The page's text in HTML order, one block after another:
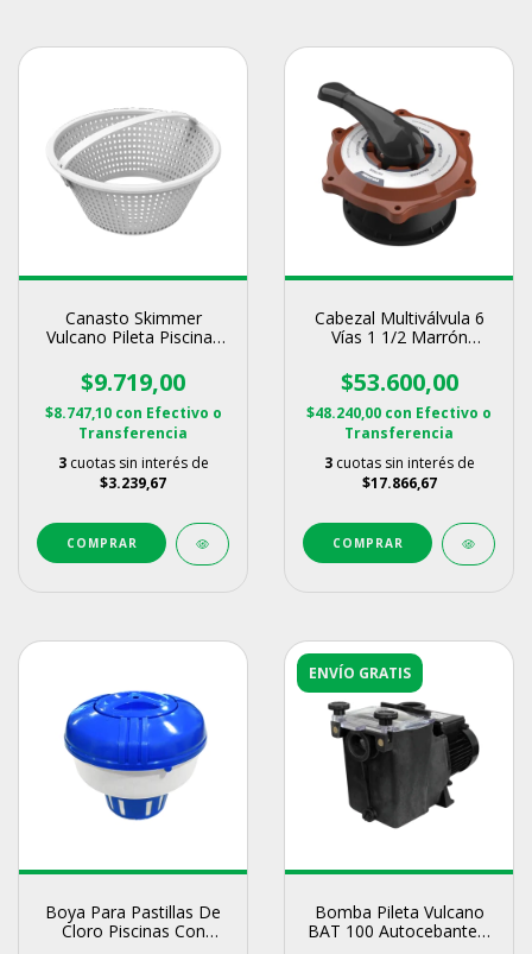
Canasto Skimmer
Vulcano Pileta Piscinas
$9.719,00
$8.747,10 con Efectivo o
Transferencia
3 cuotas sin interés de
$3.239,67
Cabezal Multiválvula 6
Vías 1 1/2 Marrón
$53.600,00
$48.240,00 con Efectivo o
Transferencia
3 cuotas sin interés de
$17.866,67
Boya Para Pastillas De
Cloro Piscinas Con
ENVÍO GRATIS
Bomba Pileta Vulcano
BAT 100 Autocebante 1